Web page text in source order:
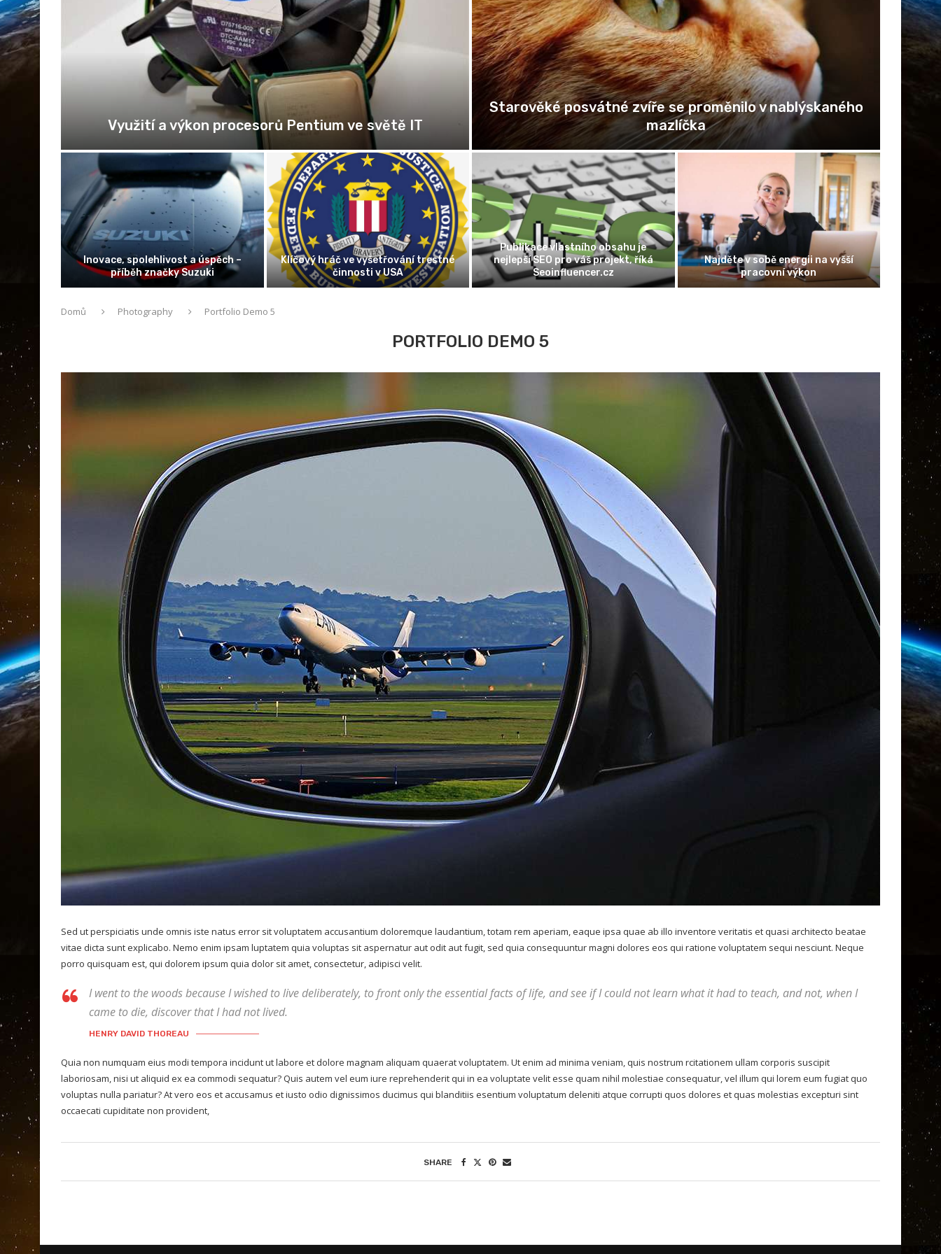
Využití a výkon procesorů Pentium ve světě IT
Starověké posvátné zvíře se proměnilo v nablýskaného
mazlíčka
Inovace, spolehlivost a úspěch –
příběh značky Suzuki
Klíčový hráč ve vyšetřování trestné
činnosti v USA
Publikace vlastního obsahu je
nejlepší SEO pro váš projekt, říká
Seoinfluencer.cz
Najděte v sobě energii na vyšší
pracovní výkon
Domů Photography Portfolio Demo 5
PORTFOLIO DEMO 5
Sed ut perspiciatis unde omnis iste natus error sit voluptatem accusantium doloremque laudantium, totam rem aperiam, eaque ipsa quae ab illo inventore veritatis et quasi architecto beatae
vitae dicta sunt explicabo. Nemo enim ipsam luptatem quia voluptas sit aspernatur aut odit aut fugit, sed quia consequuntur magni dolores eos qui ratione voluptatem sequi nesciunt. Neque
porro quisquam est, qui dolorem ipsum quia dolor sit amet, consectetur, adipisci velit.
I went to the woods because I wished to live deliberately, to front only the essential facts of life, and see if I could not learn what it had to teach, and not, when I
came to die, discover that I had not lived.
HENRY DAVID THOREAU
Quia non numquam eius modi tempora incidunt ut labore et dolore magnam aliquam quaerat voluptatem. Ut enim ad minima veniam, quis nostrum rcitationem ullam corporis suscipit
laboriosam, nisi ut aliquid ex ea commodi sequatur? Quis autem vel eum iure reprehenderit qui in ea voluptate velit esse quam nihil molestiae consequatur, vel illum qui lorem eum fugiat quo
voluptas nulla pariatur? At vero eos et accusamus et iusto odio dignissimos ducimus qui blanditiis esentium voluptatum deleniti atque corrupti quos dolores et quas molestias excepturi sint
occaecati cupiditate non provident,
SHARE